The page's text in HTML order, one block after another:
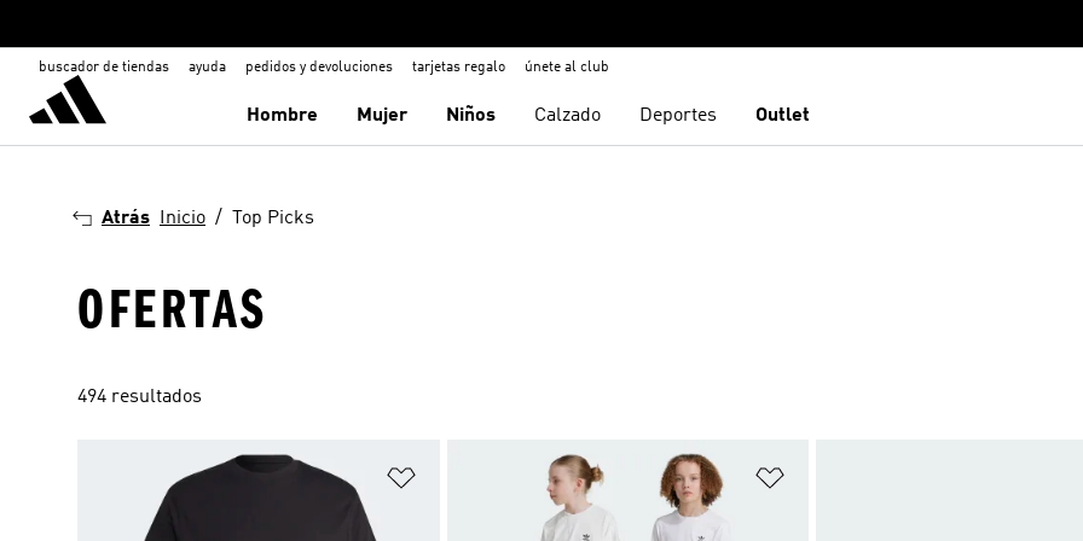
buscador de tiendas ayuda pedidos y devoluciones tarjetas regalo únete al club
Hombre Mujer Niños Calzado Deportes Outlet
Atrás Inicio Top Picks
OFERTAS
494 resultados
Añadir a la lista de deseos